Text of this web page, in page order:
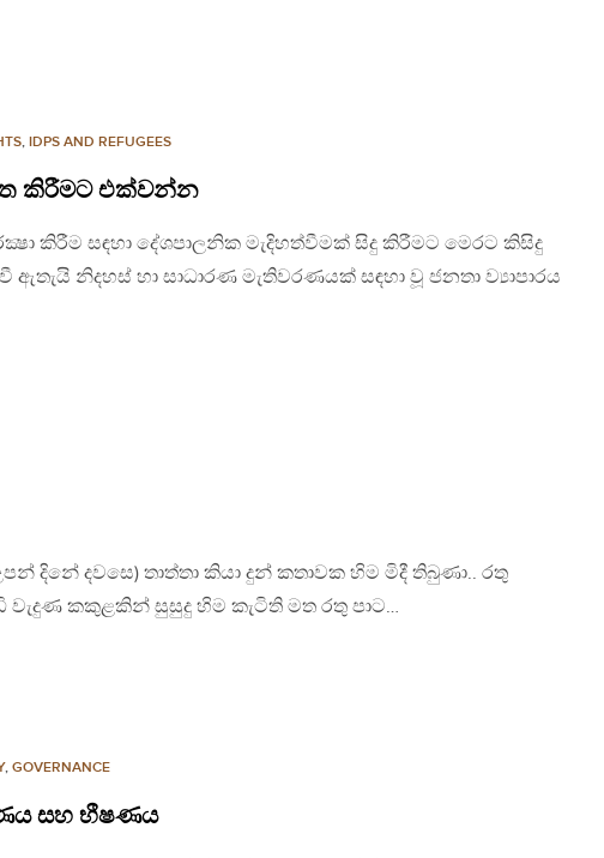
, IDPS AND REFUGEES
කිරීමට එක්වන්න
කිරීම සඳහා දේශපාලනික මැදිහත්වීමක් සිදු කිරීමට මෙරට කිසිදු
නිදහස් හා සාධාරණ මැතිවරණයක් සඳහා වූ ජනතා ව්‍යාපාරය
දිනේ දවසෙ) තාත්තා කියා දුන් කතාවක හිම මිදී තිබුණා.. රතු
වැදුණ කකුළකින් සුසුදු හිම කැටිති මත රතු පාට…
, GOVERNANCE
සහ භීෂණය